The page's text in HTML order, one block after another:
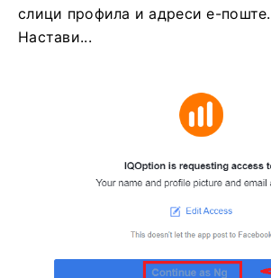
слици профила и адреси е-
Настави...